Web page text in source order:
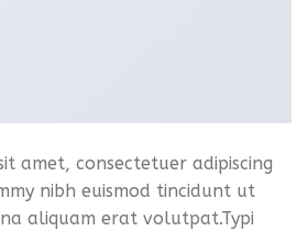
amet, consectetuer adipiscing
nibh euismod tincidunt ut
aliquam erat volutpat.Typi